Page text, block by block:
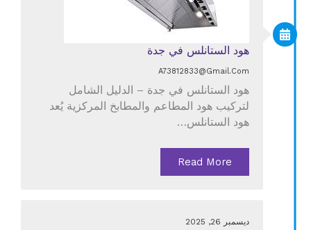
هود الستانلس في جدة
A73812833@gmail.com
هود الستانلس في جدة – الدليل الشامل
لتركيب هود المطاعم والمطابخ المركزية يُعد
هود الستانلس…
Read More
ديسمبر 26, 2025